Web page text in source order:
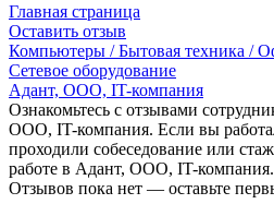
Главная страница
Оставить отзыв
Компьютеры / Бытовая техника /
Сетевое оборудование
Адант, ООО, IT-компания
Ознакомьтесь с отзывами
ООО, IT-компания. Если вы
проходили собеседование или
работе в Адант, ООО, IT-компания.
Отзывов пока нет — оставьте